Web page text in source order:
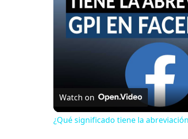
Watch on
¿Qué significado tiene la abreviación